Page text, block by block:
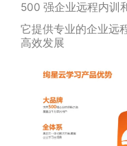
500 强企业远程内训
它提供专业的企业远
高效发展